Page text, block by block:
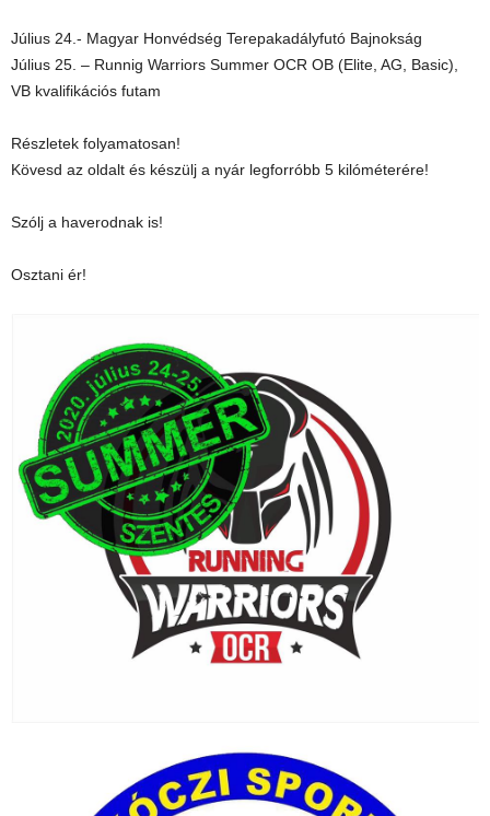
Július 24.- Magyar Honvédség Terepakadályfutó Bajnokság
Július 25. – Runnig Warriors Summer OCR OB (Elite, AG, Basic),
VB kvalifikációs futam
Részletek folyamatosan!
Kövesd az oldalt és készülj a nyár legforróbb 5 kilóméterére!
Szólj a haverodnak is!
Osztani ér!